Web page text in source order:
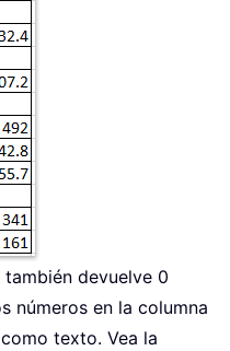
también devuelve 0
números en la columna
texto. Vea la